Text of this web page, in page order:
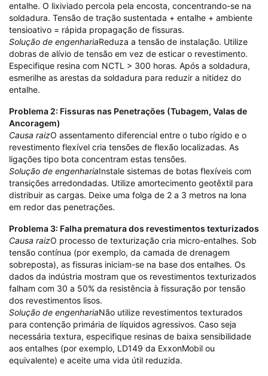
entalhe. O lixiviado percola pela encosta, concentrando-se na
soldadura. Tensão de tração sustentada + entalhe + ambiente
tensioativo = rápida propagação de fissuras.
Solução de engenhariaReduza a tensão de instalação. Utilize
dobras de alívio de tensão em vez de esticar o revestimento.
Especifique resina com NCTL > 300 horas. Após a soldadura,
esmerilhe as arestas da soldadura para reduzir a nitidez do
entalhe.
Problema 2: Fissuras nas Penetrações (Tubagem, Valas de
Ancoragem)
Causa raizO assentamento diferencial entre o tubo rígido e o
revestimento flexível cria tensões de flexão localizadas. As
ligações tipo bota concentram estas tensões.
Solução de engenhariaInstale sistemas de botas flexíveis com
transições arredondadas. Utilize amortecimento geotêxtil para
distribuir as cargas. Deixe uma folga de 2 a 3 metros na lona
em redor das penetrações.
Problema 3: Falha prematura dos revestimentos texturizados
Causa raizO processo de texturização cria micro-entalhes. Sob
tensão contínua (por exemplo, da camada de drenagem
sobreposta), as fissuras iniciam-se na base dos entalhes. Os
dados da indústria mostram que os revestimentos texturizados
falham com 30 a 50% da resistência à fissuração por tensão
dos revestimentos lisos.
Solução de engenhariaNão utilize revestimentos texturados
para contenção primária de líquidos agressivos. Caso seja
necessária textura, especifique resinas de baixa sensibilidade
aos entalhes (por exemplo, LD149 da ExxonMobil ou
equivalente) e aceite uma vida útil reduzida.